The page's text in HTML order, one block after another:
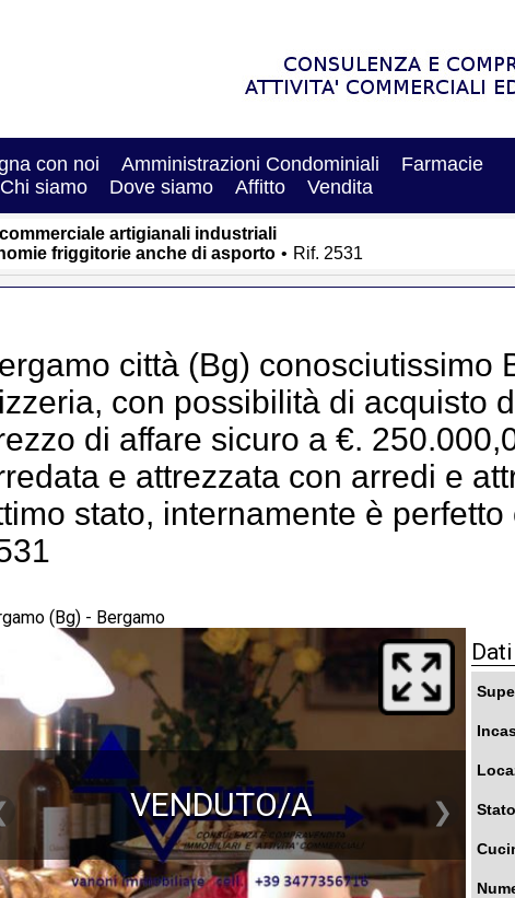
con noi Amministrazioni Condominiali
Farmacie
Chi siamo
Dove siamo Affitto Vendita
artigianali industriali
friggitorie anche di asporto • Rif. 2531
città (Bg) conosciutissimo
con possibilità di acquisto
di affare sicuro a €.
e attrezzata con arredi e
stato, internamente è perfetto
(Bg) - Bergamo
❯
VENDUTO/A